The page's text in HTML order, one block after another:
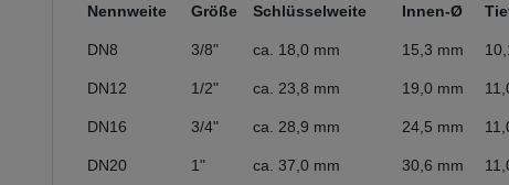
Nennweite Größe Schlüsselweite Innen-Ø
DN8 3/8" ca. 18,0 mm 15,3 mm
DN12 1/2" ca. 23,8 mm 19,0 mm
DN16 3/4" ca. 28,9 mm 24,5 mm
DN20 1" ca. 37,0 mm 30,6 mm